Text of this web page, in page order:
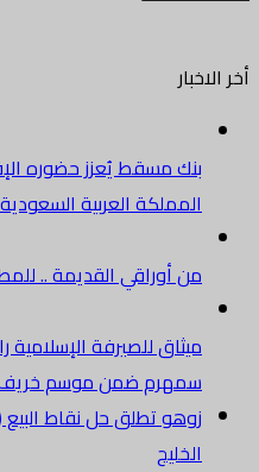
أخر الاخبار
بنك مسقط يُعزز حضوره
المملكة العربية
من أوراقي القديمة ..
ميثاق للصيرفة الإسلامية
سمهرم ضمن موسم خريف
الخليج